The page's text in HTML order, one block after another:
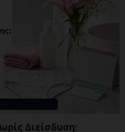
Διείσδυση: